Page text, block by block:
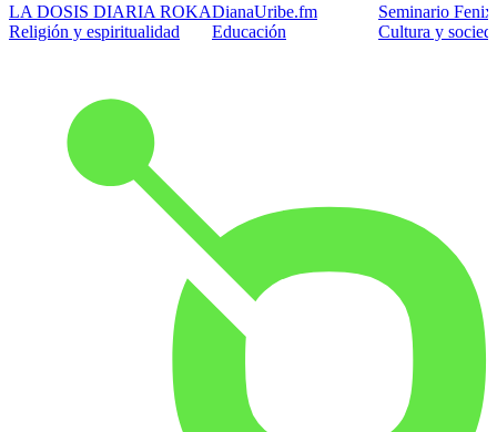
LA DOSIS DIARIA ROKA
Religión y espiritualidad
DianaUribe.fm
Educación
Seminario
Cultura y